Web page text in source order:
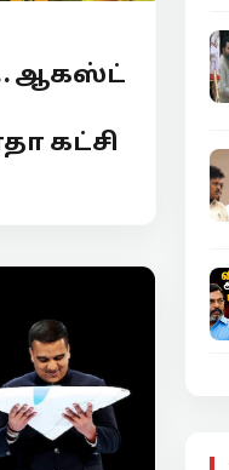
ஆகஸ்ட்
கட்சி